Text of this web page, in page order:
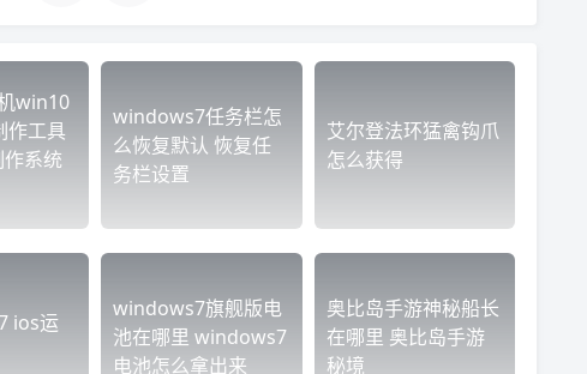
win10
作工具
系统
windows7任务栏怎
么恢复默认 恢复任
务栏设置
艾尔登法环猛禽钩爪
怎么获得
ios运
windows7旗舰版电
池在哪里 windows7
电池怎么拿出来
奥比岛手游神秘船长
在哪里 奥比岛手游
秘境